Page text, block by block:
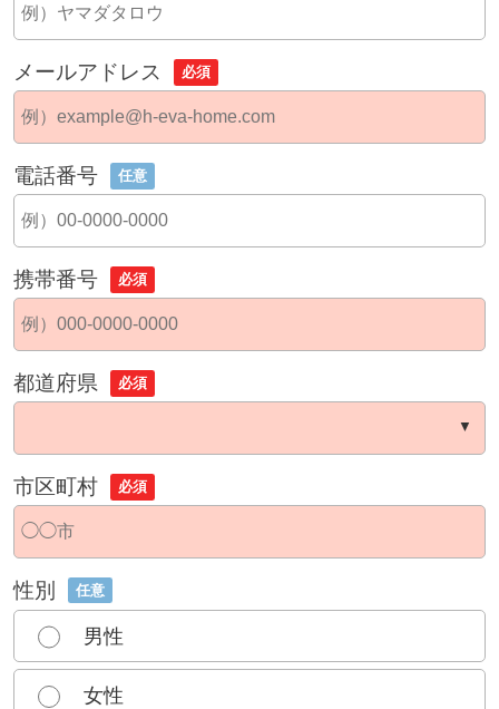
メールアドレス 必須
電話番号 任意
携帯番号 必須
都道府県 必須
市区町村 必須
性別 任意
男性
女性